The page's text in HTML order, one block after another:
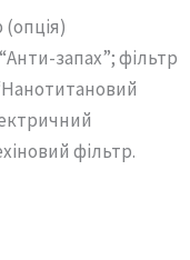
(опція)
запах”; фільтр
фільтр.